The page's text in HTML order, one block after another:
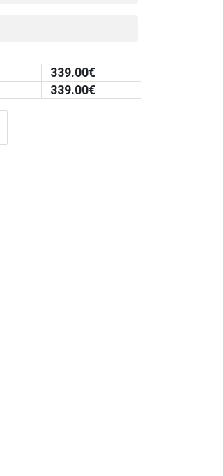
339.00€
339.00€